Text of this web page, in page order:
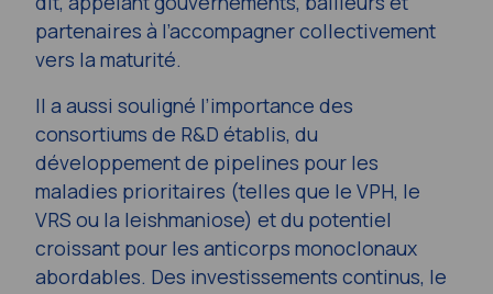
partenaires à l’accompagner collectivement
vers la maturité.
Il a aussi souligné l’importance des
consortiums de R&D établis, du
développement de pipelines pour les
maladies prioritaires (telles que le VPH, le
VRS ou la leishmaniose) et du potentiel
croissant pour les anticorps monoclonaux
abordables. Des investissements continus, le